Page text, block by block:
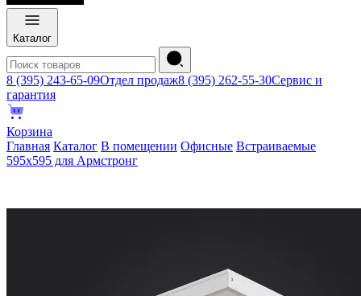
Каталог
8 (395) 243-65-09Отдел продаж8 (395) 262-55-30Сервис и
гарантия
Корзина
Главная Каталог В помещении Офисные Встраиваемые
595х595 для Армстронг